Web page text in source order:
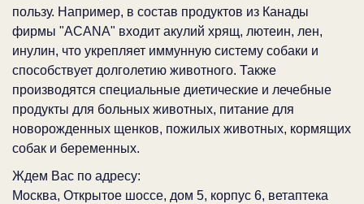
пользу. Например, в состав продуктов из Канады
фирмы "ACANA" входит акулий хрящ, лютеин, лен,
инулин, что укрепляет иммунную систему собаки и
способствует долголетию животного. Также
производятся специальные диетические и лечебные
продукты для больных животных, питание для
новорожденных щенков, пожилых животных, кормящих
собак и беременных.
Ждем Вас по адресу:
Москва, Открытое шоссе, дом 5, корпус 6, ветаптека